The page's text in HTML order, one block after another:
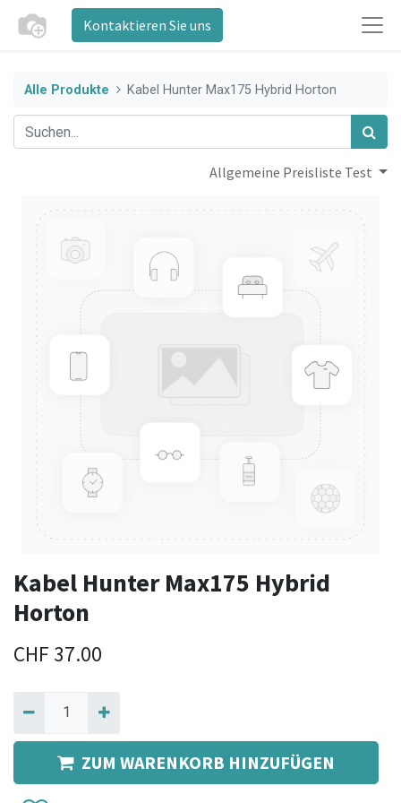
Kontaktieren Sie uns
Alle Produkte Kabel Hunter Max175 Hybrid Horton
Allgemeine Preisliste Test
Kabel Hunter Max175 Hybrid
Horton
CHF 37.00
ZUM WARENKORB HINZUFÜGEN